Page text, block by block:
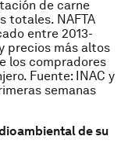
de carne
totales. NAFTA
entre 2013-
precios más altos
los compradores
Fuente: INAC y
semanas
de su